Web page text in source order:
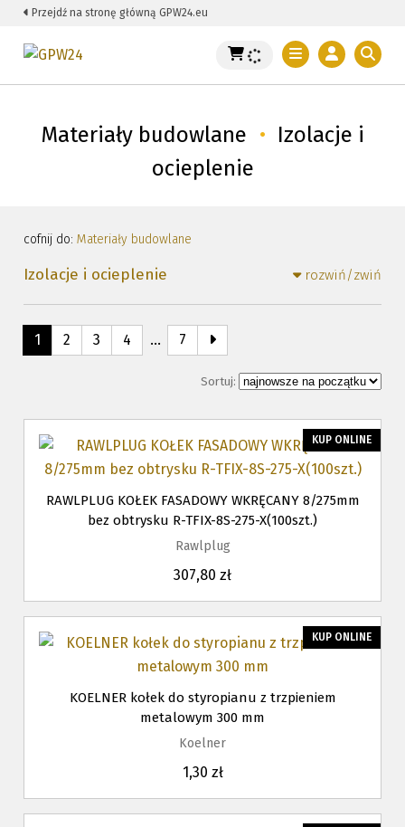
Przejdź na stronę główną GPW24.eu
Materiały budowlane • Izolacje i
ocieplenie
cofnij do: Materiały budowlane
Izolacje i ocieplenie rozwiń/zwiń
1 2 3 4 … 7
Sortuj:
RAWLPLUG KOŁEK FASADOWY WKRĘCANY 8/275mm
bez obtrysku R-TFIX-8S-275-X(100szt.)
Rawlplug
307,80 zł
KUP ONLINE
KOELNER kołek do styropianu z trzpieniem
metalowym 300 mm
Koelner
1,30 zł
KUP ONLINE